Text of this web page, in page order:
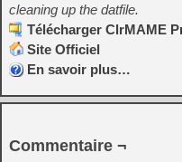
cleaning up the datfile.
Télécharger ClrMAME
Site Officiel
En savoir plus…
Commentaire ¬